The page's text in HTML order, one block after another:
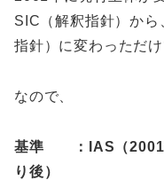
SIC（解釈指針）か
指針）に変わっただけ
なので、
基準 ：IAS（2001
り後）